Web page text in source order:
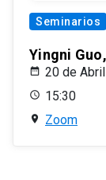
Seminarios
Yingni
20 de
15:30
Zoom